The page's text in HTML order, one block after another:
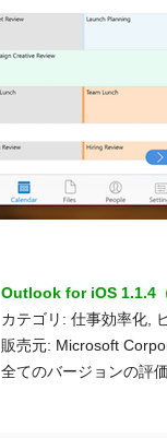
Outlook for iOS 1.1.4（
カテゴリ: 仕事効率化,
販売元: Microsoft
全てのバージョンの評